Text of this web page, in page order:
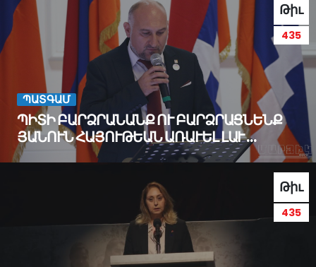
Թիւ
435
ՊԱՏԳԱՄ
ՊԻՏԻ ԲԱՐՁՐԱՆԱՆՔ ՈՒ ԲԱՐՁՐԱՑՆԵՆՔ
ՅԱՆՈՒՆ ՀԱՅՈՒԹԵԱՆ ԱՌԱՒԵԼ ԼԱՒ …
Թիւ
435